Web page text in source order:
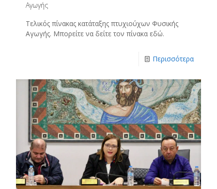
Αγωγής
Τελικός πίνακας κατάταξης πτυχιούχων Φυσικής
Αγωγής. Μπορείτε να δείτε τον πίνακα εδώ.
Περισσότερα